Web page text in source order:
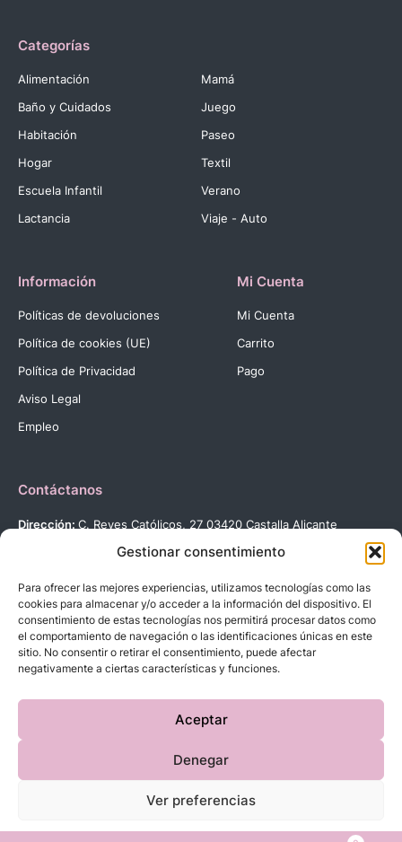
Gestionar consentimiento
Para ofrecer las mejores experiencias, utilizamos tecnologías como las
cookies para almacenar y/o acceder a la información del dispositivo. El
consentimiento de estas tecnologías nos permitirá procesar datos como
el comportamiento de navegación o las identificaciones únicas en este
sitio. No consentir o retirar el consentimiento, puede afectar
negativamente a ciertas características y funciones.
Aceptar
Denegar
Ver preferencias
Categorías
Alimentación
Baño y Cuidados
Habitación
Hogar
Escuela Infantil
Lactancia
Mamá
Juego
Paseo
Textil
Verano
Viaje - Auto
Información
Políticas de devoluciones
Política de cookies (UE)
Política de Privacidad
Aviso Legal
Empleo
Mi Cuenta
Mi Cuenta
Carrito
Pago
Contáctanos
Dirección: C. Reyes Católicos, 27 03420 Castalla Alicante
+34 966 560 905
Síguenos en las redes sociales